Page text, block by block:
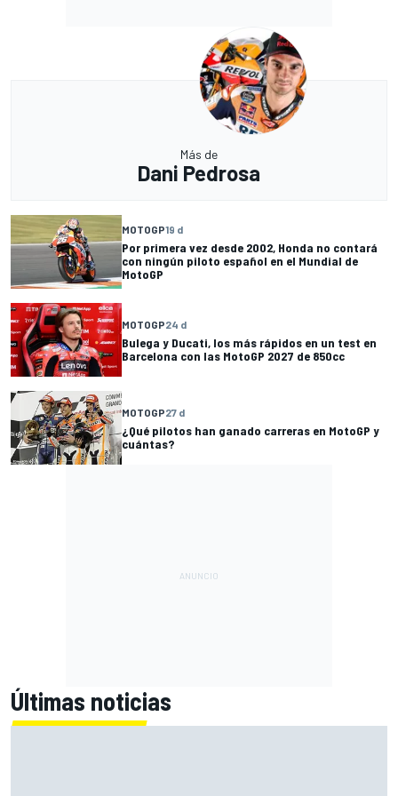
Más de
Dani Pedrosa
MOTOGP19 d
Por primera vez desde 2002, Honda no contará
con ningún piloto español en el Mundial de
MotoGP
MOTOGP24 d
Bulega y Ducati, los más rápidos en un test en
Barcelona con las MotoGP 2027 de 850cc
MOTOGP27 d
¿Qué pilotos han ganado carreras en MotoGP y
cuántas?
Últimas noticias